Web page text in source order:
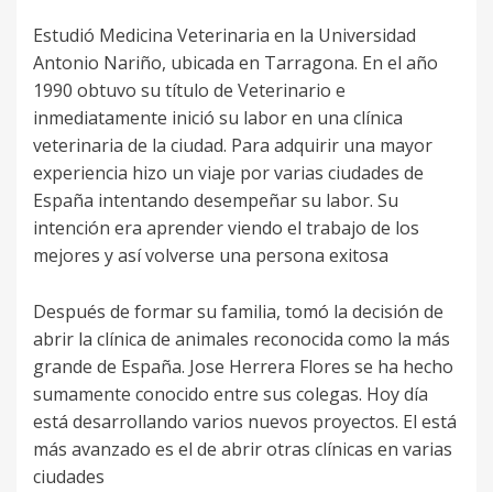
Estudió Medicina Veterinaria en la Universidad
Antonio Nariño, ubicada en Tarragona. En el año
1990 obtuvo su título de Veterinario e
inmediatamente inició su labor en una clínica
veterinaria de la ciudad. Para adquirir una mayor
experiencia hizo un viaje por varias ciudades de
España intentando desempeñar su labor. Su
intención era aprender viendo el trabajo de los
mejores y así volverse una persona exitosa
Después de formar su familia, tomó la decisión de
abrir la clínica de animales reconocida como la más
grande de España. Jose Herrera Flores se ha hecho
sumamente conocido entre sus colegas. Hoy día
está desarrollando varios nuevos proyectos. El está
más avanzado es el de abrir otras clínicas en varias
ciudades